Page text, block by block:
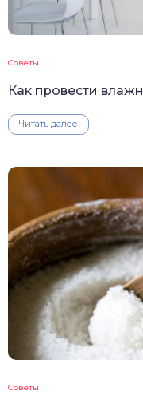
Советы
Как провести
Читать далее
Советы